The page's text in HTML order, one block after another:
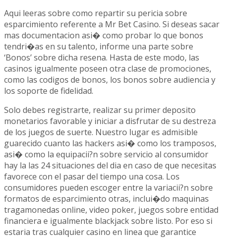
Aqui leeras sobre como repartir su pericia sobre
esparcimiento referente a Mr Bet Casino. Si deseas sacar
mas documentacion asi� como probar lo que bonos
tendri�as en su talento, informe una parte sobre
‘Bonos’ sobre dicha resena. Hasta de este modo, las
casinos igualmente poseen otra clase de promociones,
como las codigos de bonos, los bonos sobre audiencia y
los soporte de fidelidad.
Solo debes registrarte, realizar su primer deposito
monetarios favorable y iniciar a disfrutar de su destreza
de los juegos de suerte. Nuestro lugar es admisible
guarecido cuanto las hackers asi� como los tramposos,
asi� como la equipacii?n sobre servicio al consumidor
hay la las 24 situaciones del dia en caso de que necesitas
favorece con el pasar del tiempo una cosa. Los
consumidores pueden escoger entre la variacii?n sobre
formatos de esparcimiento otras, inclui�do maquinas
tragamonedas online, video poker, juegos sobre entidad
financiera e igualmente blackjack sobre listo. Por eso si
estaria tras cualquier casino en linea que garantice